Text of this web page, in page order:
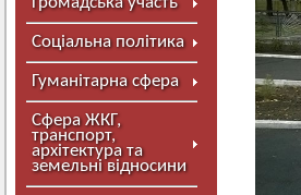
Соціальна політика
Гуманітарна сфера
Сфера ЖКГ,
транспорт,
архітектура та
земельні відносини